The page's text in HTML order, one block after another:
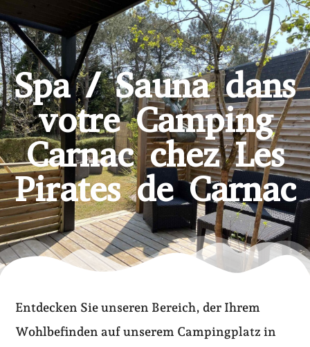
Spa / Sauna dans
votre Camping
Carnac chez Les
Pirates de Carnac
Entdecken Sie unseren Bereich, der Ihrem
Wohlbefinden auf unserem Campingplatz in